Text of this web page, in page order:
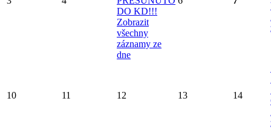
DO KD!!!
Zobrazit
všechny
záznamy ze
dne
10 11 12 13 14